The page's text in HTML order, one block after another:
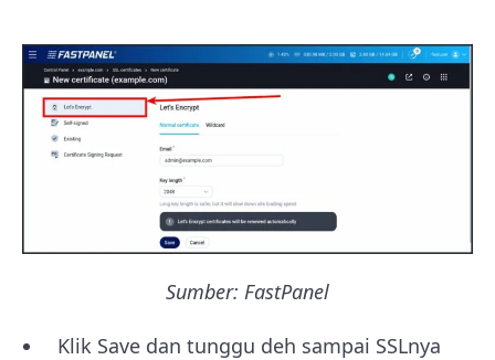
Sumber: FastPanel
Klik Save dan tunggu deh sampai SSLnya